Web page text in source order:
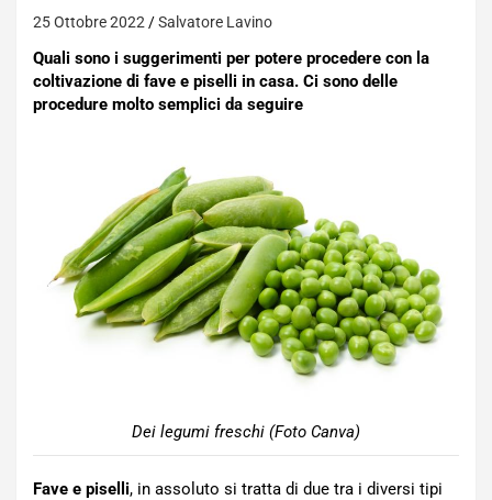
25 Ottobre 2022 Salvatore Lavino
Quali sono i suggerimenti per potere procedere con la
coltivazione di fave e piselli in casa. Ci sono delle
procedure molto semplici da seguire
Dei legumi freschi (Foto Canva)
Fave e piselli, in assoluto si tratta di due tra i diversi tipi